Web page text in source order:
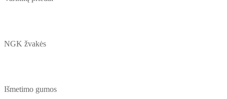
NGK žvakės
Išmetimo gumos